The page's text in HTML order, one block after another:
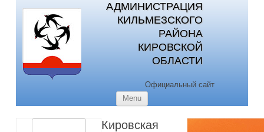
АДМИНИСТРАЦИЯ
КИЛЬМЕЗСКОГО
РАЙОНА
КИРОВСКОЙ
ОБЛАСТИ
Официальный сайт
Menu
Кировская